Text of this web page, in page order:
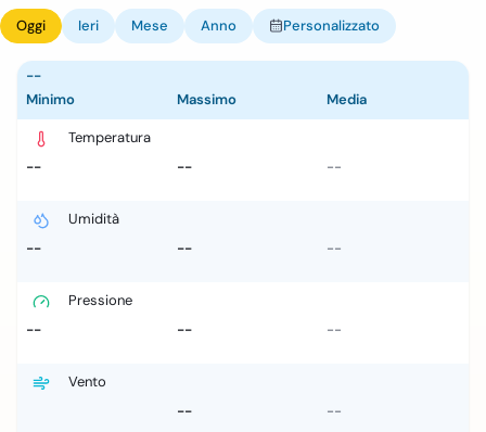
Oggi Ieri Mese Anno Personalizzato
--
Minimo
Massimo Media
Temperatura
--
-- --
Umidità
--
-- --
Pressione
--
-- --
Vento
--
--